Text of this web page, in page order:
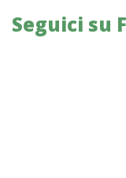
Seguici su